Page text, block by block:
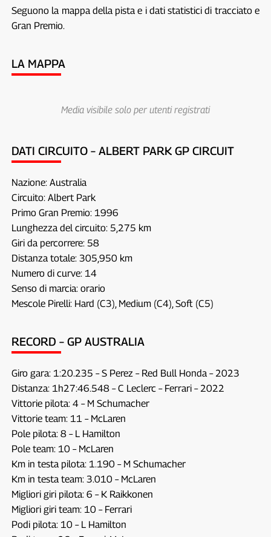
Seguono la mappa della pista e i dati statistici di tracciato e
Gran Premio.
LA MAPPA
Media visibile solo per utenti registrati
DATI CIRCUITO – ALBERT PARK GP CIRCUIT
Nazione: Australia
Circuito: Albert Park
Primo Gran Premio: 1996
Lunghezza del circuito: 5,275 km
Giri da percorrere: 58
Distanza totale: 305,950 km
Numero di curve: 14
Senso di marcia: orario
Mescole Pirelli: Hard (C3), Medium (C4), Soft (C5)
RECORD – GP AUSTRALIA
Giro gara: 1:20.235 – S Perez – Red Bull Honda – 2023
Distanza: 1h27:46.548 – C Leclerc – Ferrari – 2022
Vittorie pilota: 4 – M Schumacher
Vittorie team: 11 – McLaren
Pole pilota: 8 – L Hamilton
Pole team: 10 – McLaren
Km in testa pilota: 1.190 – M Schumacher
Km in testa team: 3.010 – McLaren
Migliori giri pilota: 6 – K Raikkonen
Migliori giri team: 10 – Ferrari
Podi pilota: 10 – L Hamilton